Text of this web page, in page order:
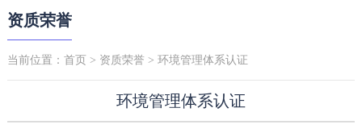
资质荣誉
当前位置： 首页 > 资质荣誉> 环境管理体系认证
环境管理体系认证